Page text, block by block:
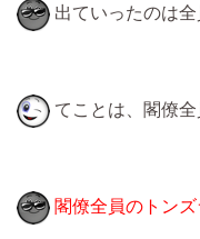
出ていったのは全
てことは、閣僚
閣僚全員のトン